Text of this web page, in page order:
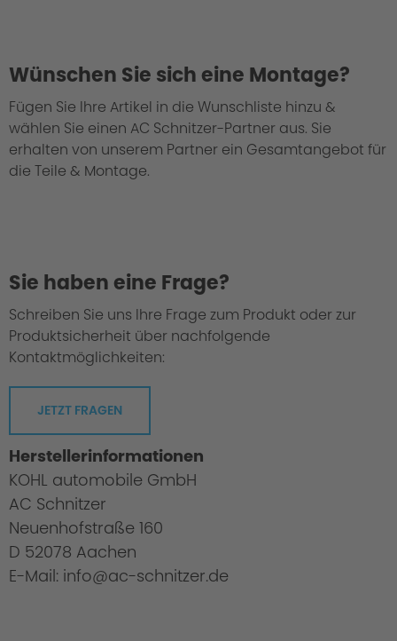
Wünschen Sie sich eine Montage?
Fügen Sie Ihre Artikel in die Wunschliste hinzu &
wählen Sie einen AC Schnitzer-Partner aus. Sie
erhalten von unserem Partner ein Gesamtangebot für
die Teile & Montage.
Sie haben eine Frage?
Schreiben Sie uns Ihre Frage zum Produkt oder zur
Produktsicherheit über nachfolgende
Kontaktmöglichkeiten:
JETZT FRAGEN
Herstellerinformationen
KOHL automobile GmbH
AC Schnitzer
Neuenhofstraße 160
D 52078 Aachen
E-Mail: info@ac-schnitzer.de